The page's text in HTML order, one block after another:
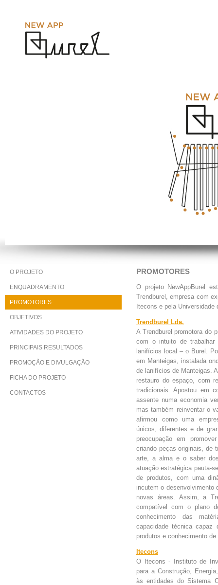
O PROJETO
ENQUADRAMENTO
PROMOTORES
OBJETIVOS
ATIVIDADES DO PROJETO
PRINCIPAIS RESULTADOS
PROMOÇÃO E DIVULGAÇÃO
FICHA DO PROJETO
CONTACTOS
PROMOTORES
O projeto NewAppBurel
Trendburel, empresa com
Itecons e pela Universidade
Trendburel Lda.
A Trendburel promotora do
com o intuito de
lanifícios local – o Burel.
em Manteigas, instalada
de lanifícios de Manteigas.
restauro do espaço, com
tradicionais. Apostou em
assente numa economia
mas também reinventar o
afirmou como uma
únicos, diferentes e de
preocupação em
criando peças originais, de
arte, a alma e o saber
atuação estratégica pauta-
de produtos, com uma
incutem o desenvolvimento
novas áreas. Assim, a
compatível com o plano
conhecimento das
capacidade técnica capaz
produtos e conhecimento
Itecons
O Itecons - Instituto de
para a Construção,
às entidades do Sistema